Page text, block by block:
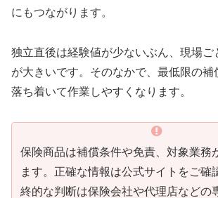
にもつながります。
独立直後は経験値が少ないぶん、現場ご
が大きいです。そのなかで、最低限の補
落ち着いて作業しやすくなります。
保険商品は補償条件や免責、対象業務
ます。正確な情報は公式サイトをご確
終的な判断は保険会社や代理店などの